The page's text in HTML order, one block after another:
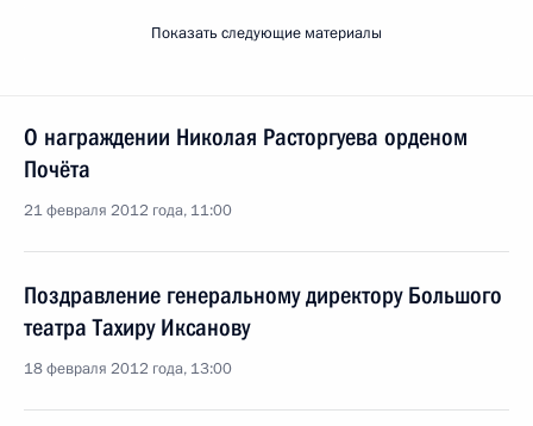
Показать следующие материалы
О награждении Николая Расторгуева орденом
Почёта
21 февраля 2012 года, 11:00
Поздравление генеральному директору Большого
театра Тахиру Иксанову
18 февраля 2012 года, 13:00